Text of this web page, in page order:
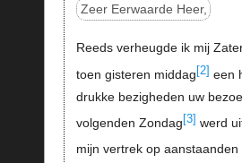
Zeer Eerwaarde Heer,
Reeds verheugde ik mij
toen gisteren middag [2] een
drukke bezigheden uw
volgenden Zondag [3] werd
mijn vertrek op aanstaanden